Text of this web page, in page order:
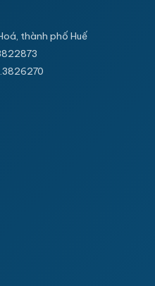
thành phố Huế